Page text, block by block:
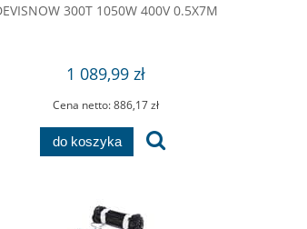
300T 1050W 400V 0.5X7M
1 089,99 zł
Cena netto:886,17 zł
do koszyka